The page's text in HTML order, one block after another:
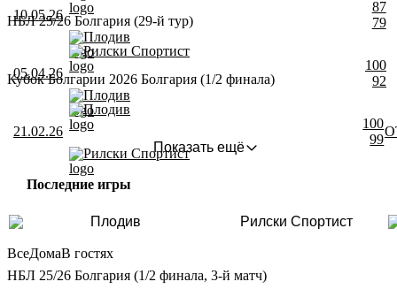
10.05.26
Плодив
87
79
НБЛ 25/26 Болгария (29-й тур)
05.04.26
Рилски Спортист
Плодив
100
92
Кубок Болгарии 2026 Болгария (1/2 финала)
21.02.26
Плодив
Рилски Спортист
100
99
Показать ещё
Последние игры
Плодив Рилски Спортист
ВсеДомаВ гостях
НБЛ 25/26 Болгария (1/2 финала, 3-й матч)